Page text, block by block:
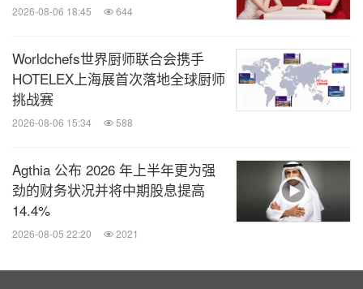
团质量日与经销商伙伴峰会，则完成了从"物理工厂
吉家宠物集团以一组数据展现品质投入力度：2025
年，集团完成超200个SKU产品开发和质量策划，开
展百余场供应商培训赋能活动，与供应商共同成长。
苏宠工厂投入70余台在线智能检测设备，全年内部、
外部检测费用超800万元，从原料到成品，实现全链
条、全覆盖检测，牢牢守住食品安全的核心防线，让
宠物吃得放心，让主人安心陪伴。他详细阐释了公司
2026-08-06 18:45 644
Worldchefs世界厨师联合会携手
HOTELEX上海展首次落地全球厨师
挑战赛
2026-08-06 15:34 588
Agthia 公布 2026 年上半年更为强
劲的财务状况并将中期股息提高
14.4%
2026-08-05 22:20 2021